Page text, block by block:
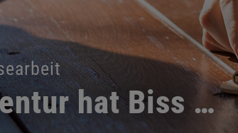
hat Biss …